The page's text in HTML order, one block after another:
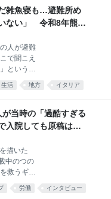
〇（作家
って、芥
雑魚寝も…避難所め
ない」 令和8年熊本
人が避難
で聞こえ
という声
バシーに配
違いはど
。 台風13
をにじま
、震度7
たもの
ァでの生
、プライ
を寄せる
生活 地方 イタリア
当時の「過酷すぎる
入院しても原稿は落
描いた
中のつの
救うギャ
る大石浩
発売され
労働 インタビュー